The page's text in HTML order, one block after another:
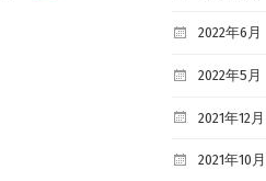
2022年6月
2022年5月
2021年12月
2021年10月